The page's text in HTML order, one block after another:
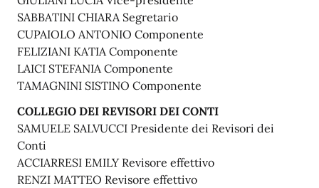
SABBATINI CHIARA Segretario
CUPAIOLO ANTONIO Componente
FELIZIANI KATIA Componente
LAICI STEFANIA Componente
TAMAGNINI SISTINO Componente
COLLEGIO DEI REVISORI DEI CONTI
SAMUELE SALVUCCI Presidente dei Revisori dei
Conti
ACCIARRESI EMILY Revisore effettivo
RENZI MATTEO Revisore effettivo